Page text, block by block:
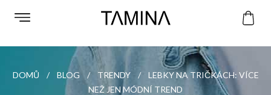
DOMŮ BLOG TRENDY
LEBKY NA TRIČKÁCH: VÍCE
NEŽ JEN MÓDNÍ TREND